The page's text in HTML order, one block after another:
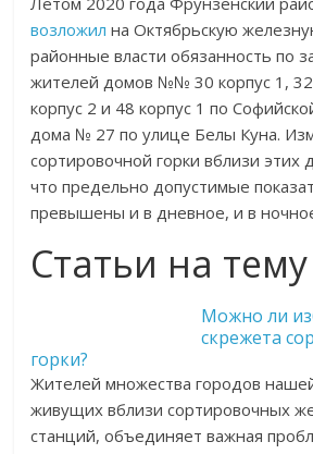
возложилна Октябрьскую
районные власти обязанность по
жителей домов №№ 30 корпус 1, 32
корпус 2 и 48 корпус 1 по
дома № 27 по улице Белы Куна.
сортировочной горки вблизи этих
что предельно допустимые
превышены и в дневное, и в
Статьи на тему
Можно ли
скрежета
горки?
Жителей множества городов
живущих вблизи сортировочных
станций, объединяет важная